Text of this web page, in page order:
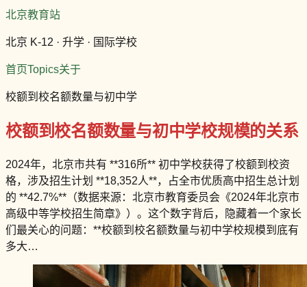
北京教育站
北京 K-12 · 升学 · 国际学校
首页Topics关于
校额到校名额数量与初中学
校额到校名额数量与初中学校规模的关系
2024年，北京市共有 **316所** 初中学校获得了校额到校资
格，涉及招生计划 **18,352人**，占全市优质高中招生总计划
的 **42.7%**（数据来源：北京市教育委员会《2024年北京市
高级中等学校招生简章》）。这个数字背后，隐藏着一个家长
们最关心的问题：**校额到校名额数量与初中学校规模到底有
多大…